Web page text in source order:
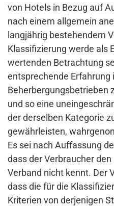
von Hotels in Bezug auf
nach einem allgemein
langjährig bestehendem
Klassifizierung werde als
wertenden Betrachtung
entsprechende Erfahrung
Beherbergungsbetrieben
und so eine
der derselben Kategorie
gewährleisten,
Es sei nach Auffassung
dass der Verbraucher
Verband nicht kennt. Der
dass die für die
Kriterien von derjenigen